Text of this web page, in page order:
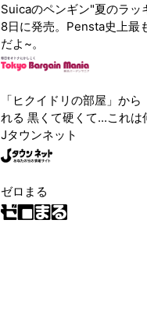
Suicaのペンギン"夏のラッ
8日に発売。Pensta史上最
だよ~。
「ヒクイドリの部屋」か
れる 黒くて硬くて...これは
Jタウンネット
ゼロまる